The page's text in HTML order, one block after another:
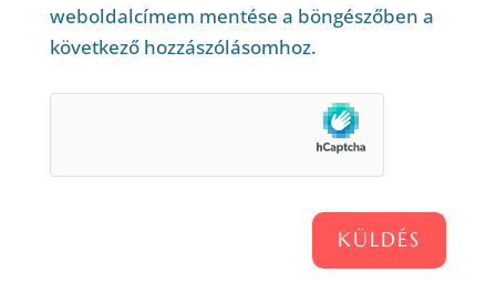
weboldalcímem mentése a böngészőben a
következő hozzászólásomhoz.
KÜLDÉS